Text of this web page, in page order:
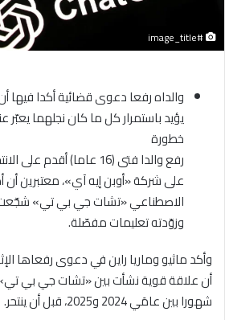
#image_title
والداه رفعا دعوى قضائية أكدا
يؤيد باستمرار كل ما كان نجلهما يعبّر
خطورة
رفع والدا فتى (16 عاما)
على شركة «أوبن إيه آي»، معتبرين أن
الاصطناعي «تشات جي بي تي» شجّعت
وزوّدته تعليمات مفصّلة.
وأكد ماثيو وماريا راين في دعوى رفعاها
أن علاقة قوية نشأت بين «تشات جي بي
شهورا بين عامَي 2024 و2025، قبل أن ينتحر.